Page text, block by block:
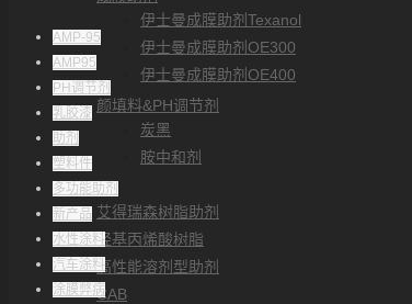
伊士曼成膜助剂Texanol
伊士曼成膜助剂OE300
伊士曼成膜助剂OE400
颜填料&PH调节剂
炭黑
胺中和剂
解决方案
艾得瑞森树脂助剂
羟基丙烯酸树脂
高性能溶剂型助剂
CAB
AMP-95
AMP95
PH调节剂
乳胶漆
助剂
塑料件
多功能助剂
新产品
水性涂料
汽车涂料
涂膜弊病